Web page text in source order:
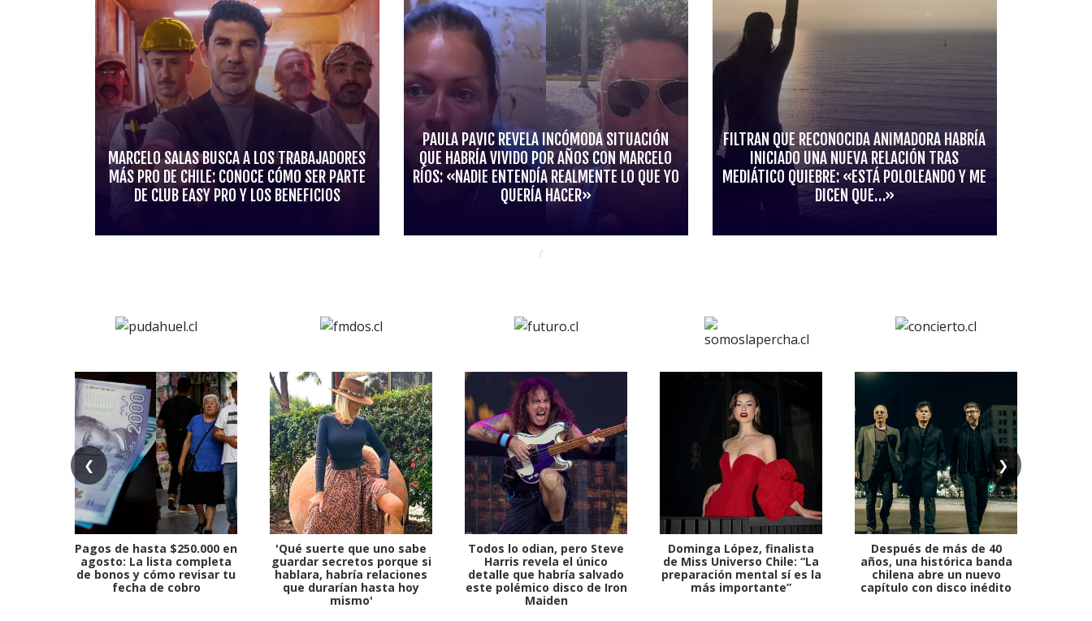
MARCELO SALAS BUSCA A LOS TRABAJADORES
MÁS PRO DE CHILE: CONOCE CÓMO SER PARTE
DE CLUB EASY PRO Y LOS BENEFICIOS
PAULA PAVIC REVELA INCÓMODA SITUACIÓN
QUE HABRÍA VIVIDO POR AÑOS CON MARCELO
RÍOS: «NADIE ENTENDÍA REALMENTE LO QUE YO
QUERÍA HACER»
FILTRAN QUE RECONOCIDA ANIMADORA HABRÍA
INICIADO UNA NUEVA RELACIÓN TRAS
MEDIÁTICO QUIEBRE: «ESTÁ POLOLEANDO Y ME
DICEN QUE…»
❮ ❯
Pagos de hasta $250.000 en
agosto: La lista completa
de bonos y cómo revisar tu
fecha de cobro
'Qué suerte que uno sabe
guardar secretos porque si
hablara, habría relaciones
que durarían hasta hoy
mismo'
Todos lo odian, pero Steve
Harris revela el único
detalle que habría salvado
este polémico disco de Iron
Maiden
Dominga López, finalista
de Miss Universo Chile: “La
preparación mental sí es la
más importante”
Después de más de 40
años, una histórica banda
chilena abre un nuevo
capítulo con disco inédito
1997 — 2026
© PRISA MEDIA CORP SPA.
Producción musical Cadena Ser, España 2026.
CONTACTO COMERCIAL